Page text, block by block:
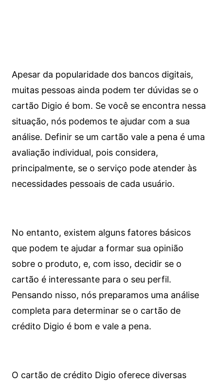
Apesar da popularidade dos bancos digitais,
muitas pessoas ainda podem ter dúvidas se o
cartão Digio é bom. Se você se encontra nessa
situação, nós podemos te ajudar com a sua
análise. Definir se um cartão vale a pena é uma
avaliação individual, pois considera,
principalmente, se o serviço pode atender às
necessidades pessoais de cada usuário.
No entanto, existem alguns fatores básicos
que podem te ajudar a formar sua opinião
sobre o produto, e, com isso, decidir se o
cartão é interessante para o seu perfil.
Pensando nisso, nós preparamos uma análise
completa para determinar se o cartão de
crédito Digio é bom e vale a pena.
O cartão de crédito Digio oferece diversas